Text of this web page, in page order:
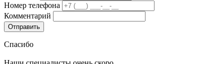
Номер телефона
Комментарий
Спасибо